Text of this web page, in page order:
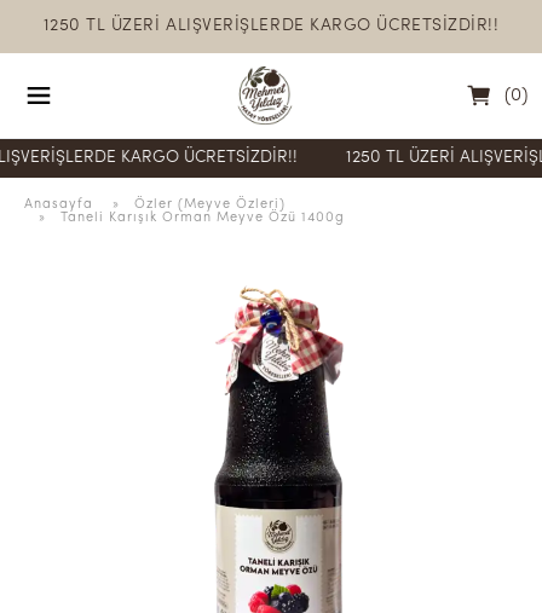
1250 TL ÜZERİ ALIŞVERİŞLERDE KARGO ÜCRETSİZDİR!!
(0)
KARGO ÜCRETSİZDİR!! 1250 TL ÜZERİ
Anasayfa » Özler (Meyve Özleri)
»
Taneli Karışık Orman Meyve Özü 1400g